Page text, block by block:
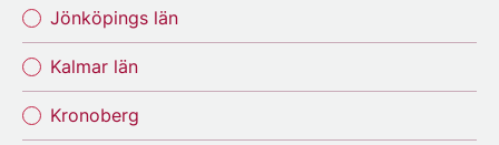
Jönköpings län
Kalmar län
Kronoberg